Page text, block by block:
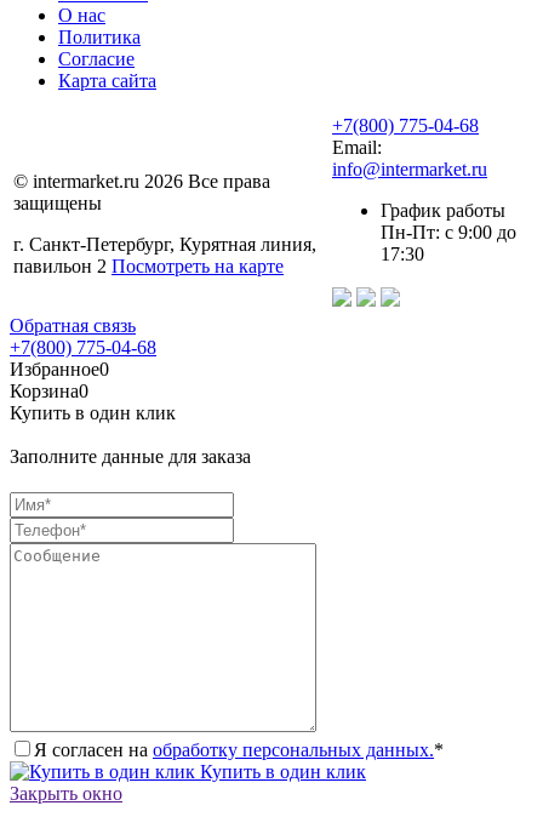
О нас
Политика
Согласие
Карта сайта
© intermarket.ru 2026 Все права
защищены
г. Санкт-Петербург, Курятная линия,
павильон 2 Посмотреть на карте
+7(800) 775-04-68
Email:
info@intermarket.ru
График работы
Пн-Пт: с 9:00 до
17:30
Обратная связь
+7(800) 775-04-68
Избранное0
Корзина0
Купить в один клик
Заполните данные для заказа
Я согласен на обработку персональных данных.*
Купить в один клик
Закрыть окно